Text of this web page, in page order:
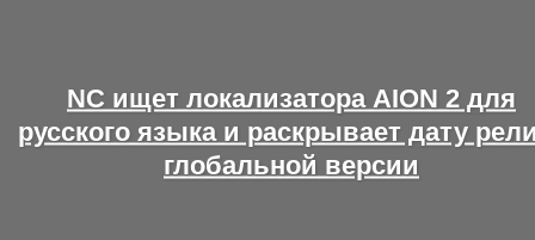
NC ищет локализатора AION 2 для
русского языка и раскрывает дату
глобальной версии